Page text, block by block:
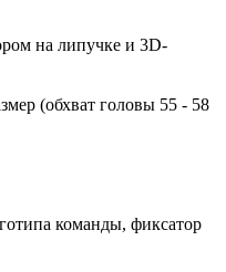
на липучке и 3D-
(обхват головы 55 - 58
команды, фиксатор